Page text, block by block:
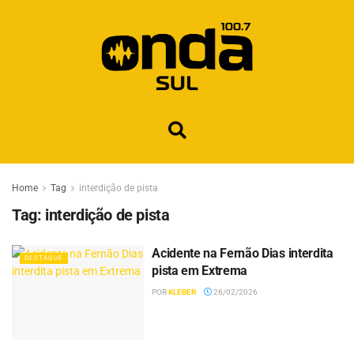
Home Tag interdição de pista
Tag: interdição de pista
DESTAQUE
Acidente na Fernão Dias interdita
pista em Extrema
PORKLEBER 26/02/2026